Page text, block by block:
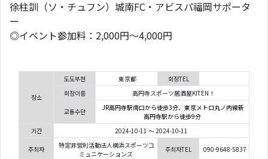
徐柱訓（ソ・チュフン）城南FC・アビスパ福岡サポータ
ー
◎イベント参加料：2,000円～4,000円
장소
도도부현 東京都
회장TEL
회장이름
高円寺スポーツ居酒屋KITEN！
교통수단
JR高円寺駅南口から徒歩3分、東京メトロ丸ノ内線新
高円寺駅から徒歩9分
기간
2024-10-11 ～ 2024-10-11
주최자
特定非営利活動法人横浜スポーツコ
ミュニケーションズ
주최자TEL 090-9648-5837